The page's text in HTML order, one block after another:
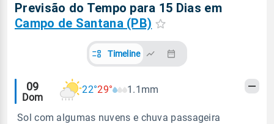
Previsão do Tempo para 15 Dias em
Campo de Santana (PB)
Timeline
Alertas
meteorológicos
09
Dom
22°29° 1.1mm
Sol com algumas nuvens e chuva passageira